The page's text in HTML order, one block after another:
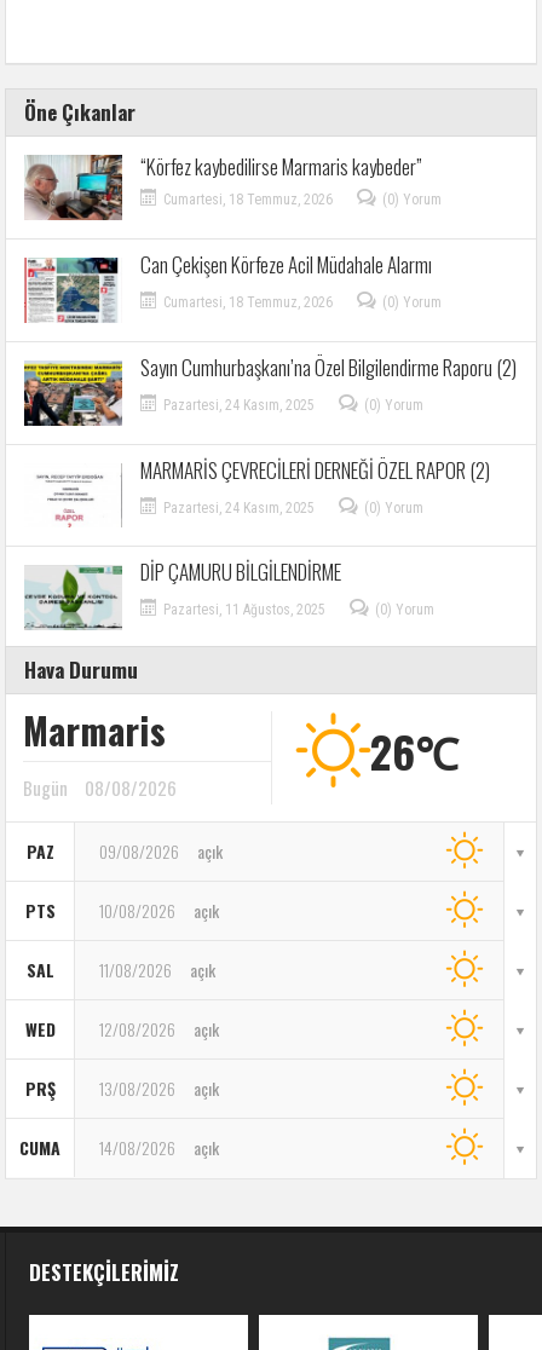
Öne Çıkanlar
“Körfez kaybedilirse Marmaris kaybeder”
Cumartesi, 18 Temmuz, 2026 (0) Yorum
Can Çekişen Körfeze Acil Müdahale Alarmı
Cumartesi, 18 Temmuz, 2026 (0) Yorum
Sayın Cumhurbaşkanı’na Özel Bilgilendirme Raporu (2)
Pazartesi, 24 Kasım, 2025 (0) Yorum
MARMARİS ÇEVRECİLERİ DERNEĞİ ÖZEL RAPOR (2)
Pazartesi, 24 Kasım, 2025 (0) Yorum
DİP ÇAMURU BİLGİLENDİRME
Pazartesi, 11 Ağustos, 2025 (0) Yorum
Hava Durumu
Marmaris
Bugün 08/08/2026
26℃
PAZ 09/08/2026 açık
PTS 10/08/2026 açık
SAL 11/08/2026 açık
WED 12/08/2026 açık
PRŞ 13/08/2026 açık
CUMA 14/08/2026 açık
DESTEKÇILERIMIZ